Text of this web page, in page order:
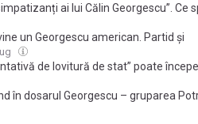
ai lui Călin Georgescu”. Ce
candidat
un Georgescu american. Partid și
de lovitură de stat” poate începe
în dosarul Georgescu – gruparea